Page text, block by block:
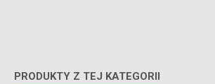
PRODUKTY Z TEJ KATEGORII